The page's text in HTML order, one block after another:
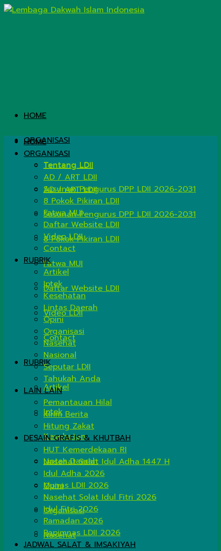
HOME
ORGANISASI
Tentang LDII
AD / ART LDII
Susunan Pengurus DPP LDII 2026-2031
8 Pokok Pikiran LDII
Fatwa MUI
Daftar Website LDII
Video LDII
Contact
RUBRIK
Artikel
Iptek
Kesehatan
Lintas Daerah
Opini
Organisasi
Nasehat
HOME
ORGANISASI
Tentang LDII
AD / ART LDII
Susunan Pengurus DPP LDII 2026-2031
8 Pokok Pikiran LDII
Fatwa MUI
Daftar Website LDII
Video LDII
Contact
RUBRIK
Artikel
Iptek
Kesehatan
Lintas Daerah
Opini
Organisasi
Nasehat
Nasional
Seputar LDII
Tahukah Anda
LAIN LAIN
Pemantauan Hilal
Kirim Berita
Hitung Zakat
DESAIN GRAFIS & KHUTBAH
HUT Kemerdekaan RI
Nasehat Salat Idul Adha 1447 H
Idul Adha 2026
Munas LDII 2026
Nasehat Solat Idul Fitri 2026
Idul Fitri 2026
Ramadan 2026
Rapimnas LDII 2026
JADWAL SALAT & IMSAKIYAH